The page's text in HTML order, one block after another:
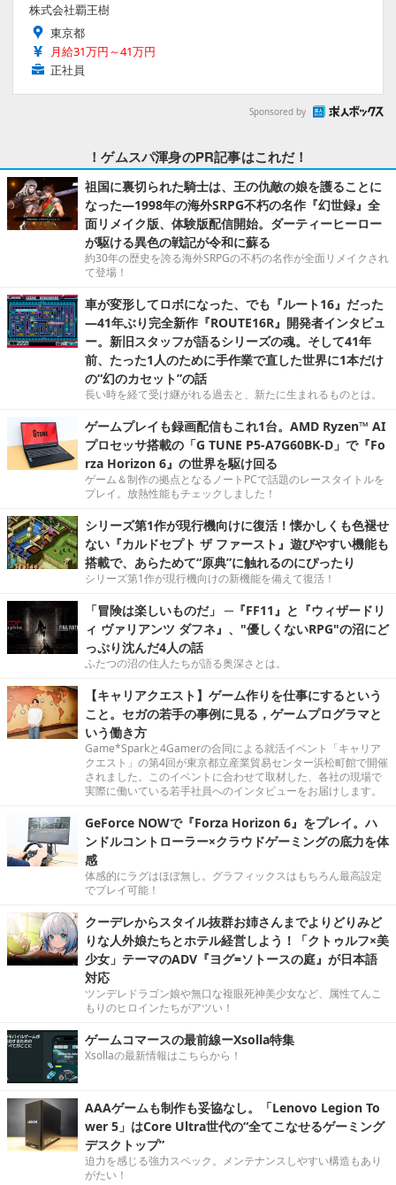
株式会社覇王樹
東京都
月給31万円～41万円
正社員
Sponsored by
！ゲムスパ渾身のPR記事はこれだ！
祖国に裏切られた騎士は、王の仇敵の娘を護ることに
なった―1998年の海外SRPG不朽の名作『幻世録』全
面リメイク版、体験版配信開始。ダーティーヒーロー
が駆ける異色の戦記が令和に蘇る
約30年の歴史を誇る海外SRPGの不朽の名作が全面リメイクされ
て登場！
車が変形してロボになった、でも『ルート16』だった
―41年ぶり完全新作『ROUTE16R』開発者インタビュ
ー。新旧スタッフが語るシリーズの魂。そして41年
前、たった1人のために手作業で直した世界に1本だけ
の“幻のカセット”の話
長い時を経て受け継がれる過去と、新たに生まれるものとは。
ゲームプレイも録画配信もこれ1台。AMD Ryzen™ AI
プロセッサ搭載の「G TUNE P5-A7G60BK-D」で『Fo
rza Horizon 6』の世界を駆け回る
ゲーム＆制作の拠点となるノートPCで話題のレースタイトルを
プレイ。放熱性能もチェックしました！
シリーズ第1作が現行機向けに復活！懐かしくも色褪せ
ない『カルドセプト ザ ファースト』遊びやすい機能も
搭載で、あらためて“原典”に触れるのにぴったり
シリーズ第1作が現行機向けの新機能を備えて復活！
「冒険は楽しいものだ」 ─『FF11』と『ウィザードリ
ィ ヴァリアンツ ダフネ』、"優しくないRPG"の沼にど
っぷり沈んだ4人の話
ふたつの沼の住人たちが語る奥深さとは。
【キャリアクエスト】ゲーム作りを仕事にするという
こと。セガの若手の事例に見る，ゲームプログラマと
いう働き方
Game*Sparkと4Gamerの合同による就活イベント「キャリア
クエスト」の第4回が東京都立産業貿易センター浜松町館で開催
されました。このイベントに合わせて取材した、各社の現場で
実際に働いている若手社員へのインタビューをお届けします。
GeForce NOWで『Forza Horizon 6』をプレイ。ハ
ンドルコントローラー×クラウドゲーミングの底力を体
感
体感的にラグはほぼ無し。グラフィックスはもちろん最高設定
でプレイ可能！
クーデレからスタイル抜群お姉さんまでよりどりみど
りな人外娘たちとホテル経営しよう！「クトゥルフ×美
少女」テーマのADV『ヨグ=ソトースの庭』が日本語
対応
ツンデレドラゴン娘や無口な複眼死神美少女など、属性てんこ
もりのヒロインたちがアツい！
ゲームコマースの最前線ーXsolla特集
Xsollaの最新情報はこちらから！
AAAゲームも制作も妥協なし。「Lenovo Legion To
wer 5」はCore Ultra世代の“全てこなせるゲーミング
デスクトップ”
迫力を感じる強力スペック。メンテナンスしやすい構造もあり
がたい！